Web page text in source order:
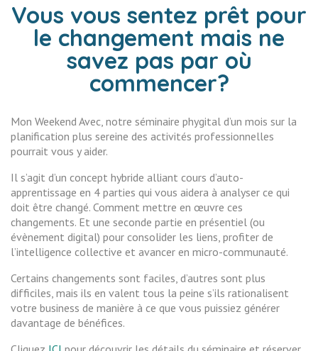
Vous vous sentez prêt pour
le changement mais ne
savez pas par où
commencer?
Mon Weekend Avec, notre séminaire phygital d’un mois sur la
planification plus sereine des activités professionnelles
pourrait vous y aider.
Il s’agit d’un concept hybride alliant cours d’auto-
apprentissage en 4 parties qui vous aidera à analyser ce qui
doit être changé. Comment mettre en œuvre ces
changements. Et une seconde partie en présentiel (ou
évènement digital) pour consolider les liens, profiter de
l’intelligence collective et avancer en micro-communauté.
Certains changements sont faciles, d’autres sont plus
difficiles, mais ils en valent tous la peine s’ils rationalisent
votre business de manière à ce que vous puissiez générer
davantage de bénéfices.